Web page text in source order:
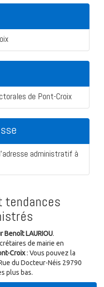
de Pont-Croix
administratif à
tendances
Benoît LAURIOU.
de mairie en
Croix: Vous pouvez la
du Docteur-Néis 29790
plus bas.